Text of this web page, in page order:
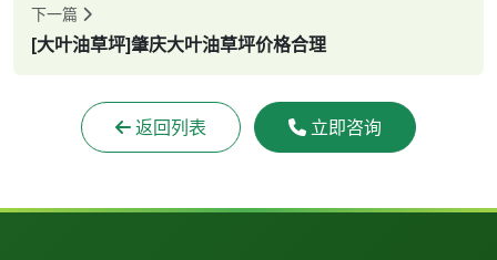
下一篇
[大叶油草坪]肇庆大叶油草坪价格合理
返回列表 立即咨询